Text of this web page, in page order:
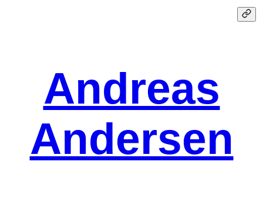
Andreas
Andersen